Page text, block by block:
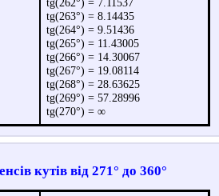
tg(263°) = 8.14435
tg(264°) = 9.51436
tg(265°) = 11.43005
tg(266°) = 14.30067
tg(267°) = 19.08114
tg(268°) = 28.63625
tg(269°) = 57.28996
tg(270°) = ∞
кутів від 271° до 360°